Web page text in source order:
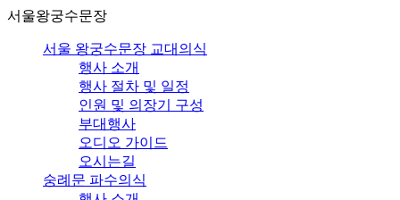
서울왕궁수문장
서울 왕궁수문장 교대의식
행사 소개
행사 절차 및 일정
인원 및 의장기 구성
부대행사
오디오 가이드
오시는길
숭례문 파수의식